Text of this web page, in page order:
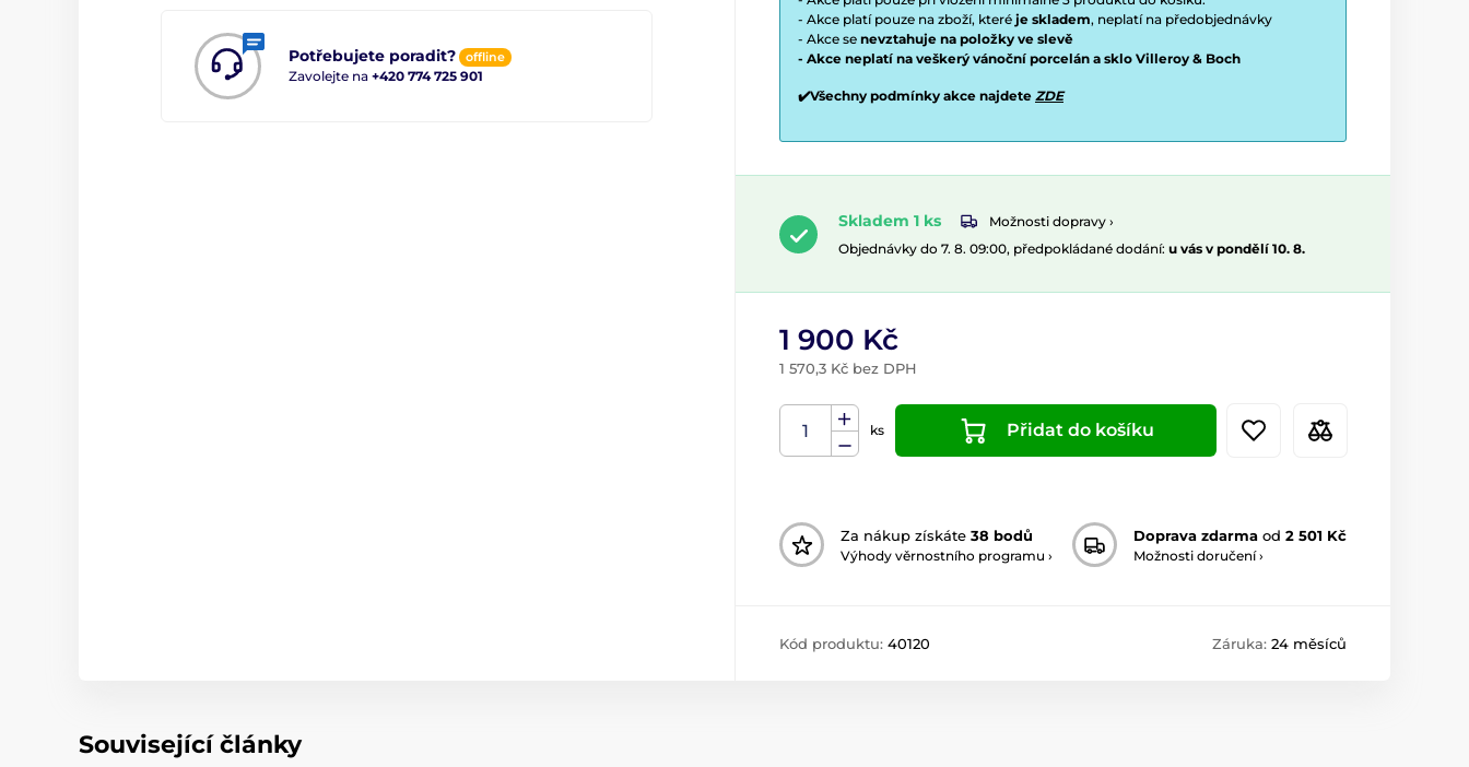
Potřebujete poradit? offline
Zavolejte na +420 774 725 901
- Akce platí pouze na zboží, které je skladem, neplatí na předobjednávky
- Akce se nevztahuje na položky ve slevě
- Akce neplatí na veškerý vánoční porcelán a sklo Villeroy & Boch
✔️Všechny podmínky akce najdete ZDE
Skladem 1 ks
Možnosti dopravy ›
Objednávky do 7. 8. 09:00, předpokládané dodání: u vás v pondělí 10. 8.
1 900 Kč
1 570,3 Kč bez DPH
ks Přidat do košíku
Za nákup získáte 38 bodů
Výhody věrnostního programu ›
Doprava zdarma od 2 501 Kč
Možnosti doručení ›
Kód produktu: 40120 Záruka: 24 měsíců
Související články